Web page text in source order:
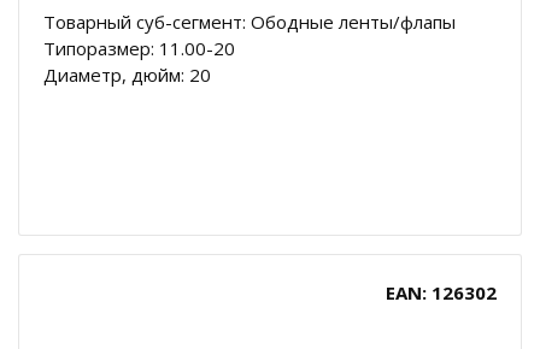
Товарный суб-сегмент: Ободные ленты/флапы
Типоразмер: 11.00-20
Диаметр, дюйм: 20
EAN: 126302